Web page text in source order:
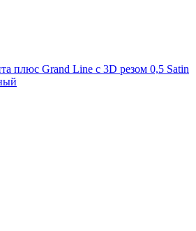
плюс Grand Line c 3D резом 0,5 Satin